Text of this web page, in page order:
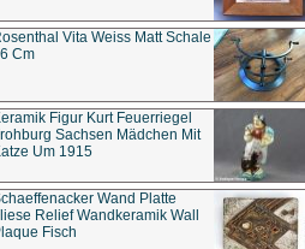
Vita Weiss Matt Schale
Cm
Figur Kurt Feuerriegel
Sachsen Mädchen Mit
Um 1915
Wand Platte
Relief Wandkeramik Wall
Fisch